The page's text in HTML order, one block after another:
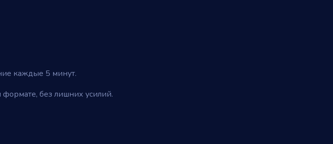
каждые 5 минут.
без лишних усилий.